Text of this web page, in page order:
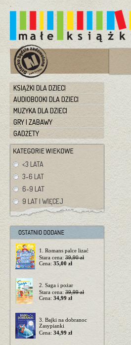
KSIĄŻKI DLA DZIECI
AUDIOBOOKI DLA DZIECI
MUZYKA DLA DZIECI
GRY I ZABAWY
GADŻETY
<3 LATA
3-6 LAT
6-9 LAT
9 LAT I WIĘCEJ
1. Romans palce lizać
Stara cena: 39,90 zł
Cena: 35,00 zł
2. Saga i pożar
Stara cena: 39,99 zł
Cena: 34,99 zł
3. Bajki na dobranoc
Zasypianki
Cena: 34,99 zł